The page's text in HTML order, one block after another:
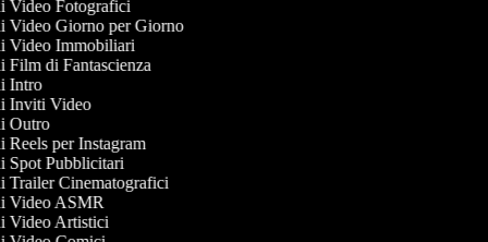
Video Fotografici
Video Giorno per Giorno
Video Immobiliari
Film di Fantascienza
Intro
Inviti Video
Outro
Reels per Instagram
Spot Pubblicitari
Trailer Cinematografici
Video ASMR
Video Artistici